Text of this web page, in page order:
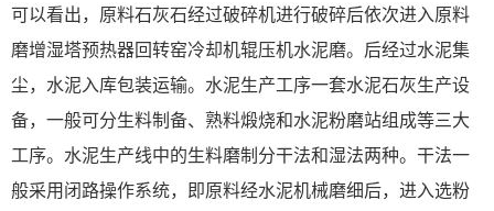
可以看出，原料石灰石经过破碎机进行破碎后依次进入原料
磨增湿塔预热器回转窑冷却机辊压机水泥磨。后经过水泥集
尘，水泥入库包装运输。水泥生产工序一套水泥石灰生产设
备，一般可分生料制备、熟料煅烧和水泥粉磨站组成等三大
工序。水泥生产线中的生料磨制分干法和湿法两种。干法一
般采用闭路操作系统，即原料经水泥机械磨细后，进入选粉